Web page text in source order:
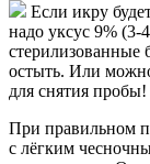
Если икру
надо уксус 9% (3-
стерилизованные
остыть. Или
для снятия пробы!
При правильном
с лёгким